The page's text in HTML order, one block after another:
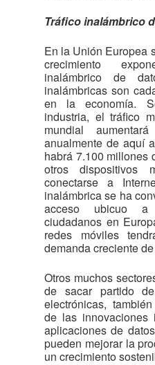
Tráfico inalámbrico
En la Unión Europea
crecimiento
inalámbrico de
inalámbricas son
en la economía.
industria, el tráfico
mundial
anualmente de aquí
habrá 7.100 millones
otros dispositivos
conectarse a
inalámbrica se ha
acceso ubicuo
ciudadanos en
redes móviles
demanda creciente
Otros muchos
de sacar partido
electrónicas,
de las
aplicaciones de
pueden mejorar la
un crecimiento